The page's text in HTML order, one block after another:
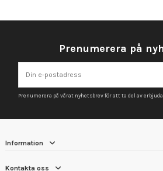
Prenumerera på
Prenumerera på vårat nyhetsbrev för att ta del av
Information
Kontakta oss